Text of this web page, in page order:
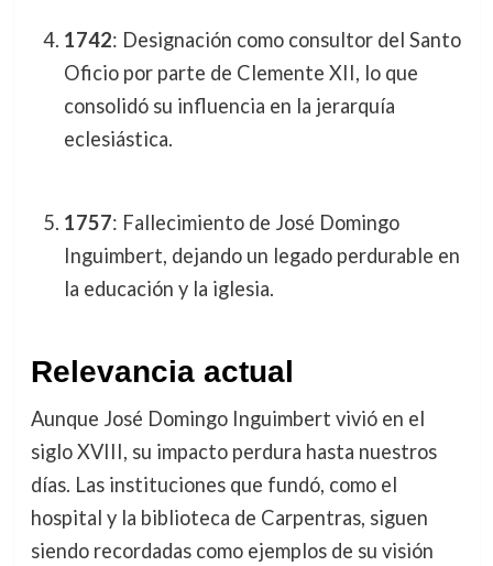
1742: Designación como consultor del Santo
Oficio por parte de Clemente XII, lo que
consolidó su influencia en la jerarquía
eclesiástica.
1757: Fallecimiento de José Domingo
Inguimbert, dejando un legado perdurable en
la educación y la iglesia.
Relevancia actual
Aunque José Domingo Inguimbert vivió en el
siglo XVIII, su impacto perdura hasta nuestros
días. Las instituciones que fundó, como el
hospital y la biblioteca de Carpentras, siguen
siendo recordadas como ejemplos de su visión